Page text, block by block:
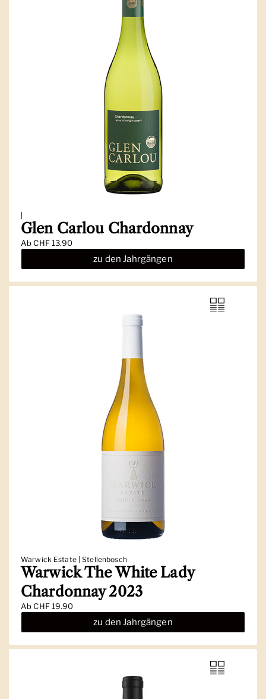
|
Glen Carlou Chardonnay
AbCHF 13.90
zu den Jahrgängen
Warwick Estate | Stellenbosch
Warwick The White Lady
Chardonnay 2023
AbCHF 19.90
zu den Jahrgängen